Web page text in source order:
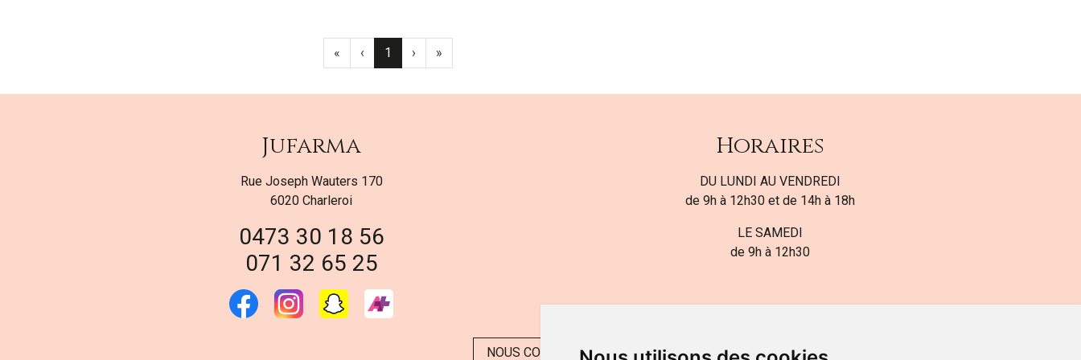
« ‹ 1 › »
Jufarma
Rue Joseph Wauters 170
6020 Charleroi
0473 30 18 56
071 32 65 25
Horaires
DU LUNDI AU VENDREDI
de 9h à 12h30 et de 14h à 18h
LE SAMEDI
de 9h à 12h30
NOUS CONTACTER